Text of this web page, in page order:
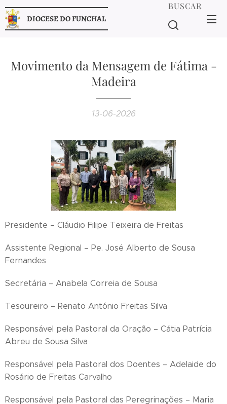
DIOCESE DO FUNCHAL
BUSCAR
Movimento da Mensagem de Fátima -
Madeira
13-06-2026
Presidente – Cláudio Filipe Teixeira de Freitas
Assistente Regional – Pe. José Alberto de Sousa
Fernandes
Secretária – Anabela Correia de Sousa
Tesoureiro – Renato António Freitas Silva
Responsável pela Pastoral da Oração – Cátia Patrícia
Abreu de Sousa Silva
Responsável pela Pastoral dos Doentes – Adelaide do
Rosário de Freitas Carvalho
Responsável pela Pastoral das Peregrinações – Maria